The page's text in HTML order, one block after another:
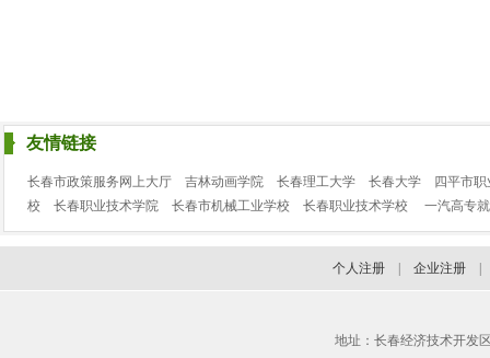
友情链接
长春市政策服务网上大厅 吉林动画学院 长春理工大学 长春大学
四平市
校
长春职业技术学院 长春市机械工业学校 长春职业技术学校 一汽高专
个人注册 企业注册
地址：长春经济技术开发